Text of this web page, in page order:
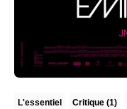
L'essentiel Critique (1)